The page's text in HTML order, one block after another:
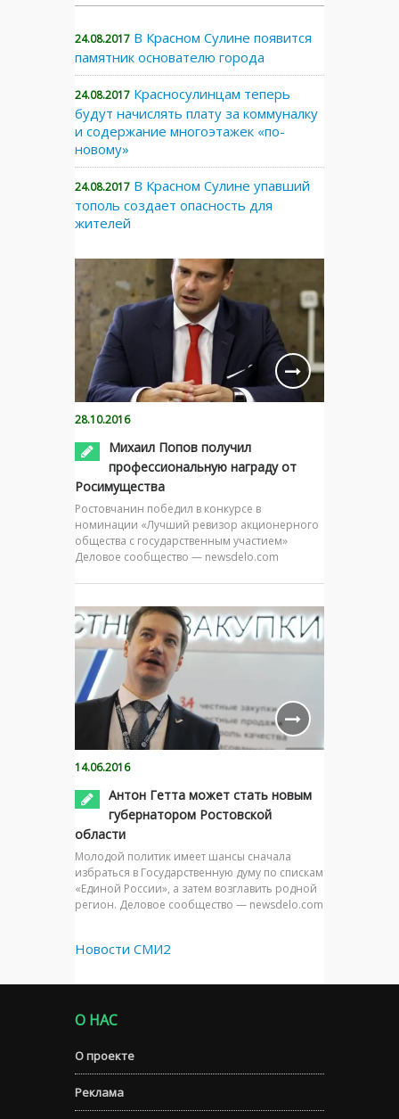
24.08.2017 В Красном Сулине появится
памятник основателю города
24.08.2017 Красносулинцам теперь
будут начислять плату за коммуналку
и содержание многоэтажек «по-
новому»
24.08.2017 В Красном Сулине упавший
тополь создает опасность для
жителей
28.10.2016
Михаил Попов получил
профессиональную награду от
Росимущества
Ростовчанин победил в конкурсе в
номинации «Лучший ревизор акционерного
общества с государственным участием»
Деловое сообщество — newsdelo.com
14.06.2016
Антон Гетта может стать новым
губернатором Ростовской
области
Молодой политик имеет шансы сначала
избраться в Государственную думу по спискам
«Единой России», а затем возглавить родной
регион. Деловое сообщество — newsdelo.com
Новости СМИ2
О НАС
О проекте
Реклама